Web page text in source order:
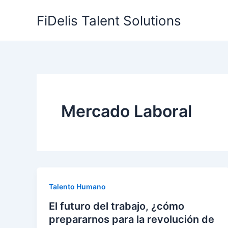
FiDelis Talent Solutions
Mercado Laboral
Talento Humano
El futuro del trabajo, ¿cómo
prepararnos para la revolución de